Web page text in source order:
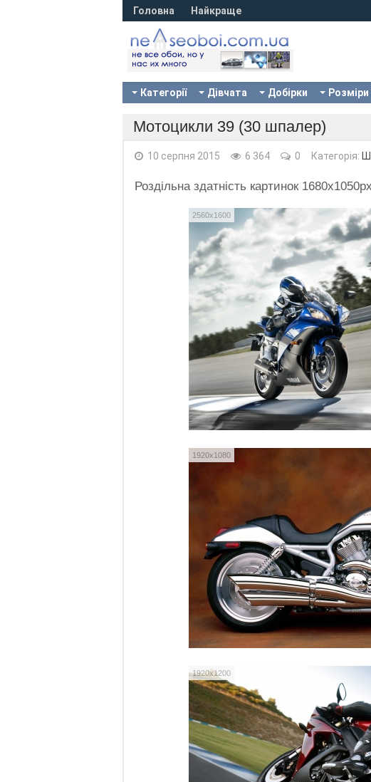
Головна Найкраще
Категорії Дівчата Добірки
Мотоцикли 39 (30 шпалер)
10 серпня 2015 6 364 0 Категорія:
Роздільна здатність картинок
2560x1600
1920x1080
1920x1200